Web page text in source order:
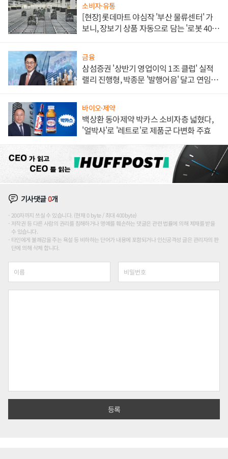
소비자·유통
[현장] 롯데마트 야심작 '부산 물류센터' 가
보니, 장보기 상품 자동으로 담는 '로봇 400
금융
삼섬증권 '상반기 영업이익 1조 클럽' 실적
랠리 진행형, 박종문 '발행어음' 달고 연임 향
바이오·제약
백상환 동아제약 박카스 소비자층 넓혔다,
'얼박사'로 '레트로'로 제품군 다변화 주효
기사댓글0개
200자까지 쓰실 수 있습니다. (현재 0 byte / 최대 400byte)
저작권 등 다른 사람의 권리를 침해하거나 명예를 훼손하는 댓글은 관련 법률에 의해 제재를 받을
수 있습니다.
타인에게 불쾌감을 주는 욕설 등 비하하는 단어가 내용에 포함되거나 인신공격성 글은 관리자의 판
단에 의해 삭제 합니다.